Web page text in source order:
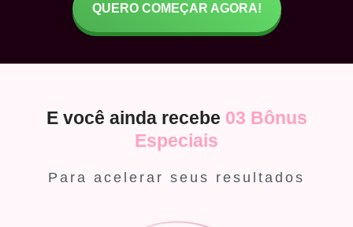
QUERO COMEÇAR AGORA!
E você ainda recebe 03 Bônus
Especiais
Para acelerar seus resultados